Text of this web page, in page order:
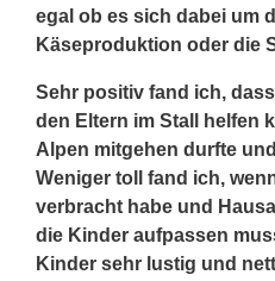
egal ob es sich dabei um
Käseproduktion oder die
Sehr positiv fand ich,
den Eltern im Stall helfen
Alpen mitgehen durfte
Weniger toll fand ich,
verbracht habe und
die Kinder aufpassen
Kinder sehr lustig und